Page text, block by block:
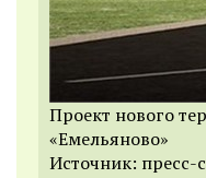
Проект нового
«Емельяново»
Источник: пресс-